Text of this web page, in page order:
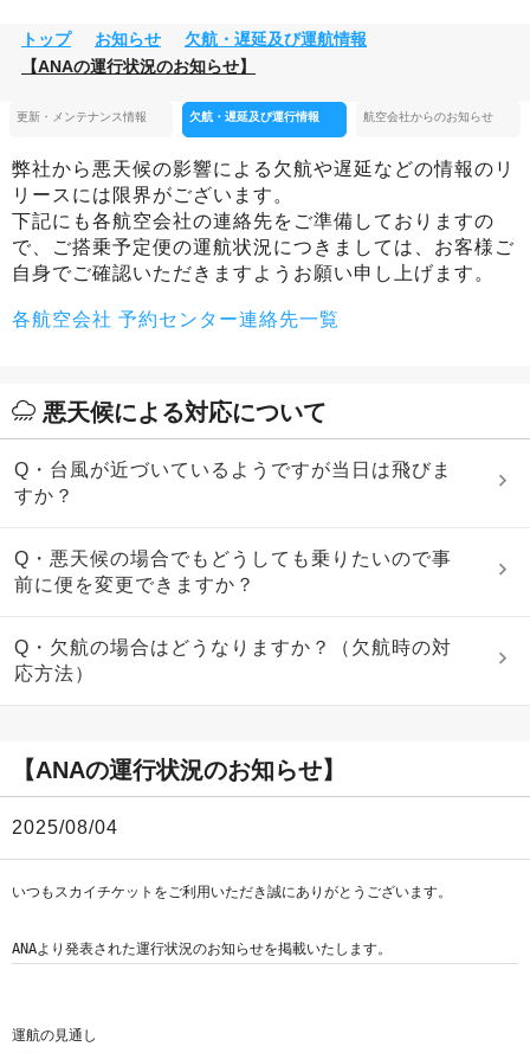
トップ お知らせ
欠航・遅延及び運航情報
【ANAの運行状況のお知らせ】
更新・メンテナンス情報 欠航・遅延及び運行情報 航空会社からのお知らせ
弊社から悪天候の影響による欠航や遅延などの情報のリ
リースには限界がございます。
下記にも各航空会社の連絡先をご準備しておりますの
で、ご搭乗予定便の運航状況につきましては、お客様ご
自身でご確認いただきますようお願い申し上げます。
各航空会社 予約センター連絡先一覧
悪天候による対応について
Q・台風が近づいているようですが当日は飛びま
すか？
Q・悪天候の場合でもどうしても乗りたいので事
前に便を変更できますか？
Q・欠航の場合はどうなりますか？（欠航時の対
応方法）
【ANAの運行状況のお知らせ】
2025/08/04
いつもスカイチケットをご利用いただき誠にありがとうございます。
運航の見通し